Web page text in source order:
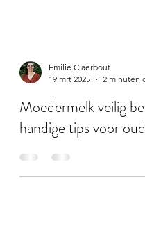
Emilie Claerbout
19 mrt 2025
2 minuten
Moedermelk veilig
handige tips voor